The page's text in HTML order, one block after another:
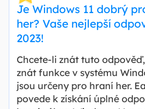
Je Windows 11 dobrý
her? Vaše nejlepší
2023!
Chcete-li znát tuto
znát funkce v systému
jsou určeny pro hraní her.
povede k získání úplné